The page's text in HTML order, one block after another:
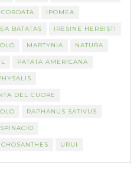
IPOMEA
BATATAS IRESINE HERBISTI
MARTYNIA NATURA
PATATA AMERICANA
DEL CUORE
RAPHANUS SATIVUS
SPINACIO
URUI